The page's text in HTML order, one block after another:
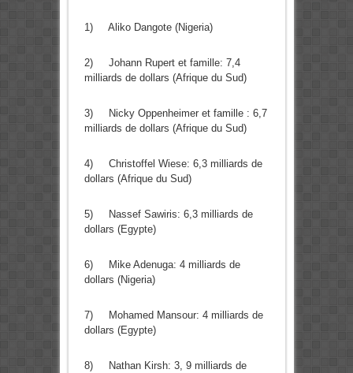
1) Aliko Dangote (Nigeria)
2) Johann Rupert et famille: 7,4
milliards de dollars (Afrique du Sud)
3) Nicky Oppenheimer et famille : 6,7
milliards de dollars (Afrique du Sud)
4) Christoffel Wiese: 6,3 milliards de
dollars (Afrique du Sud)
5) Nassef Sawiris: 6,3 milliards de
dollars (Egypte)
6) Mike Adenuga: 4 milliards de
dollars (Nigeria)
7) Mohamed Mansour: 4 milliards de
dollars (Egypte)
8) Nathan Kirsh: 3, 9 milliards de